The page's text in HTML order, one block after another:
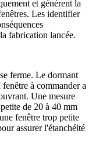
et génèrent la
Les identifier
fabrication lancée.
ferme. Le dormant
à commander a
Une mesure
de 20 à 40 mm
fenêtre trop petite
assurer l'étanchéité